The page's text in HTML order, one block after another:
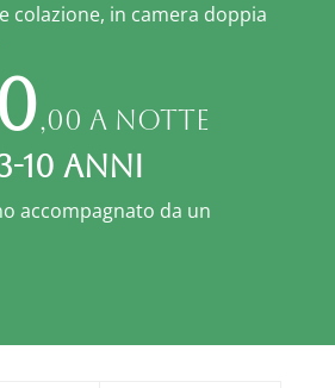
colazione, in camera doppia
,00 a notte
10 anni
accompagnato da un